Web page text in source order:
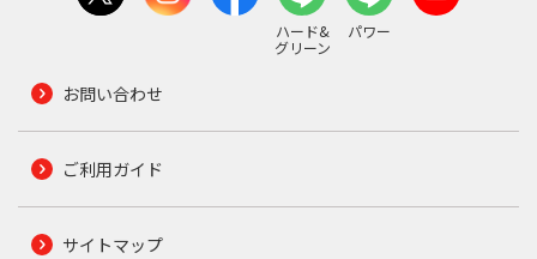
ハード&
グリーン
パワー
お問い合わせ
ご利用ガイド
サイトマップ